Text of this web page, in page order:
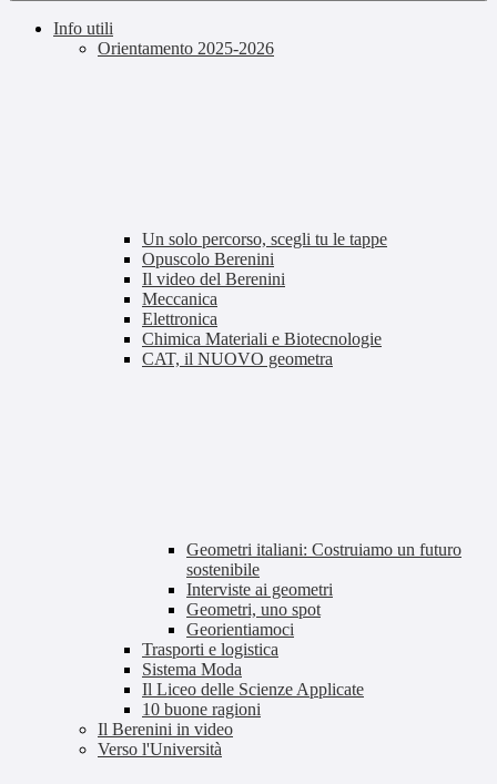
Info utili
Orientamento 2025-2026
Un solo percorso, scegli tu le tappe
Opuscolo Berenini
Il video del Berenini
Meccanica
Elettronica
Chimica Materiali e Biotecnologie
CAT, il NUOVO geometra
Geometri italiani: Costruiamo un futuro
sostenibile
Interviste ai geometri
Geometri, uno spot
Georientiamoci
Trasporti e logistica
Sistema Moda
Il Liceo delle Scienze Applicate
10 buone ragioni
Il Berenini in video
Verso l'Università